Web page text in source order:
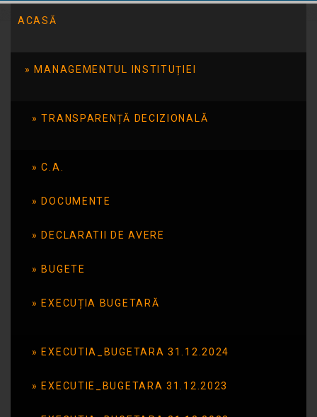
ACASĂ
MANAGEMENTUL INSTITUȚIEI
TRANSPARENȚĂ DECIZIONALĂ
C.A.
DOCUMENTE
DECLARATII DE AVERE
BUGETE
EXECUȚIA BUGETARĂ
EXECUTIA_BUGETARA 31.12.2024
EXECUTIE_BUGETARA 31.12.2023
Dans ,,Împreună pentru
Publicat în data de: 4 mai 2015